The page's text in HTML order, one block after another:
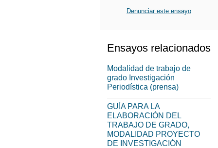
Denunciar este ensayo
Ensayos relacionados
Modalidad de trabajo de
grado Investigación
Periodística (prensa)
GUÍA PARA LA
ELABORACIÓN DEL
TRABAJO DE GRADO,
MODALIDAD PROYECTO
DE INVESTIGACIÓN